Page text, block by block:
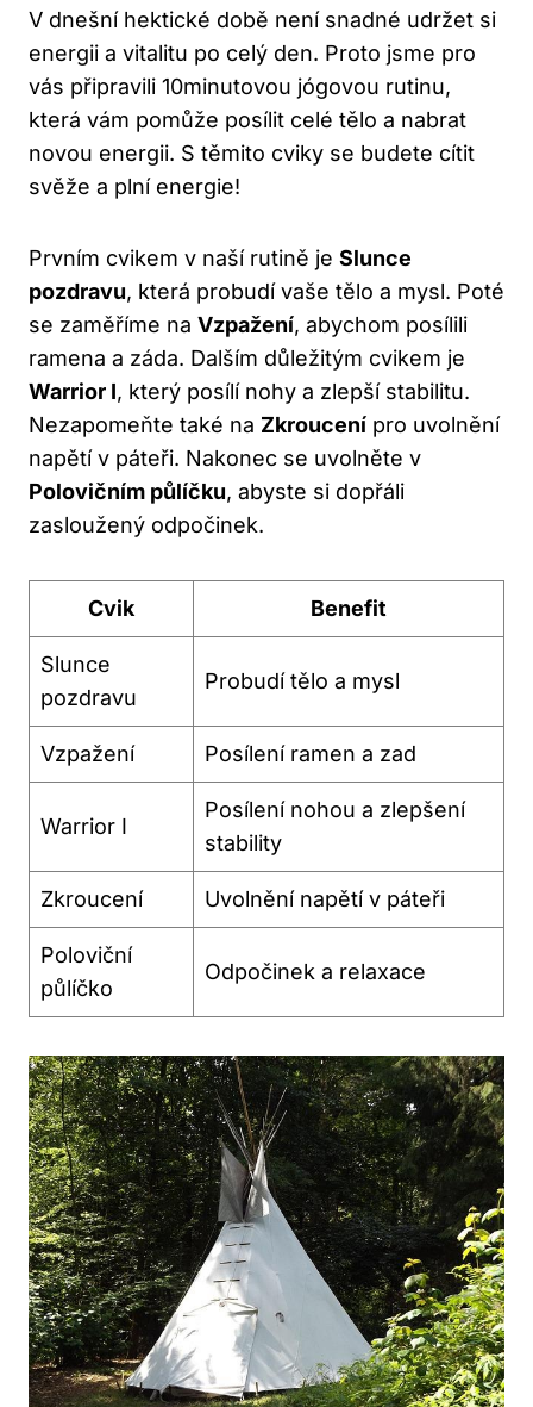
V dnešní hektické době není snadné udržet si
energii a vitalitu po celý den. Proto jsme pro
vás připravili 10minutovou jógovou rutinu,
která vám pomůže posílit celé tělo a nabrat
novou energii. S těmito cviky se budete cítit
svěže a plní energie!
Prvním cvikem v naší rutině je Slunce
pozdravu, která probudí vaše tělo a mysl. Poté
se zaměříme na Vzpažení, abychom posílili
ramena a záda. Dalším důležitým cvikem je
Warrior I, který posílí nohy a zlepší stabilitu.
Nezapomeňte také na Zkroucení pro uvolnění
napětí v páteři. Nakonec se uvolněte v
Polovičním půlíčku, abyste si dopřáli
zasloužený odpočinek.
Cvik Benefit
Slunce
pozdravu
Probudí tělo a mysl
Vzpažení Posílení ramen a zad
Warrior I
Posílení nohou a zlepšení
stability
Zkroucení Uvolnění napětí v páteři
Poloviční
půlíčko
Odpočinek a relaxace